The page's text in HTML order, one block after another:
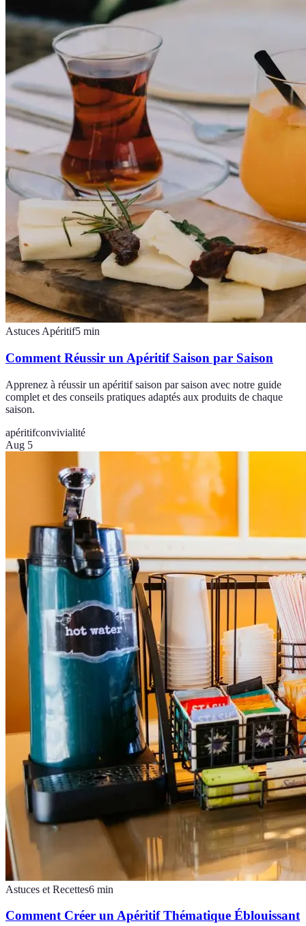
Astuces Apéritif5 min
Comment Réussir un Apéritif Saison par Saison
Apprenez à réussir un apéritif saison par saison avec notre guide
complet et des conseils pratiques adaptés aux produits de chaque
saison.
apéritifconvivialité
Aug 5
Astuces et Recettes6 min
Comment Créer un Apéritif Thématique Éblouissant